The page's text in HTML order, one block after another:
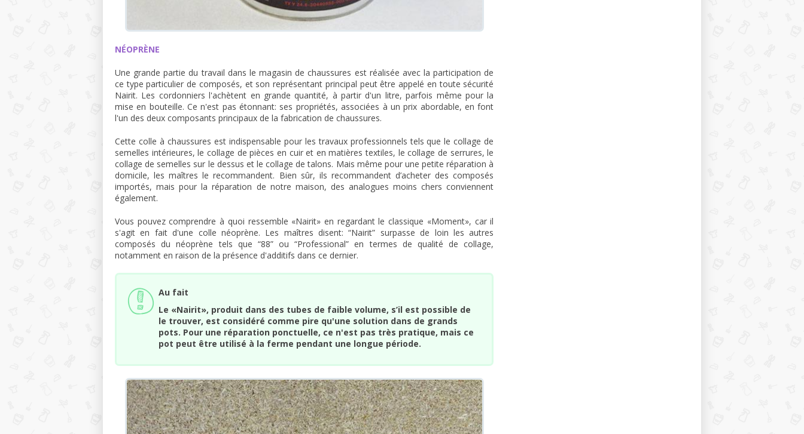
NÉOPRÈNE
Une grande partie du travail dans le magasin de chaussures est réalisée avec la participation de
ce type particulier de composés, et son représentant principal peut être appelé en toute sécurité
Nairit. Les cordonniers l'achètent en grande quantité, à partir d'un litre, parfois même pour la
mise en bouteille. Ce n'est pas étonnant: ses propriétés, associées à un prix abordable, en font
l'un des deux composants principaux de la fabrication de chaussures.
Cette colle à chaussures est indispensable pour les travaux professionnels tels que le collage de
semelles intérieures, le collage de pièces en cuir et en matières textiles, le collage de serrures, le
collage de semelles sur le dessus et le collage de talons. Mais même pour une petite réparation à
domicile, les maîtres le recommandent. Bien sûr, ils recommandent d’acheter des composés
importés, mais pour la réparation de notre maison, des analogues moins chers conviennent
également.
Vous pouvez comprendre à quoi ressemble «Nairit» en regardant le classique «Moment», car il
s'agit en fait d'une colle néoprène. Les maîtres disent: “Nairit” surpasse de loin les autres
composés du néoprène tels que “88” ou “Professional” en termes de qualité de collage,
notamment en raison de la présence d'additifs dans ce dernier.
Au fait
Le «Nairit», produit dans des tubes de faible volume, s’il est possible de
le trouver, est considéré comme pire qu'une solution dans de grands
pots. Pour une réparation ponctuelle, ce n'est pas très pratique, mais ce
pot peut être utilisé à la ferme pendant une longue période.